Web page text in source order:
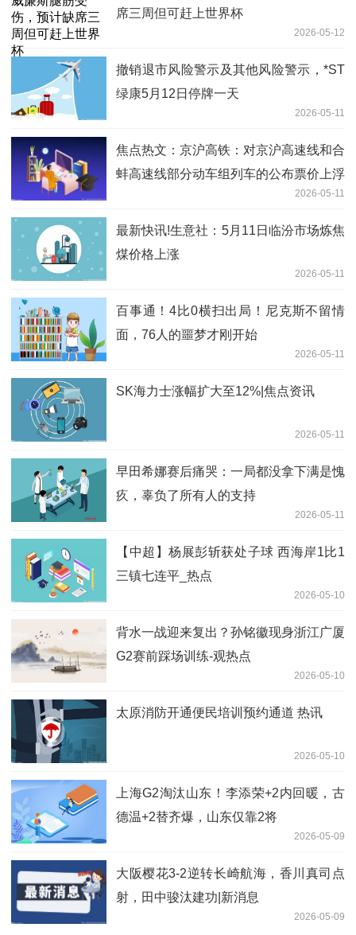
席三周但可赶上世界杯
2026-05-12
撤销退市风险警示及其他风险警示，*ST
绿康5月12日停牌一天
2026-05-11
焦点热文：京沪高铁：对京沪高速线和合
蚌高速线部分动车组列车的公布票价上浮
2026-05-11
最新快讯!生意社：5月11日临汾市场炼焦
煤价格上涨
2026-05-11
百事通！4比0横扫出局！尼克斯不留情
面，76人的噩梦才刚开始
2026-05-11
SK海力士涨幅扩大至12%|焦点资讯
2026-05-11
早田希娜赛后痛哭：一局都没拿下满是愧
疚，辜负了所有人的支持
2026-05-11
【中超】杨展彭斩获处子球 西海岸1比1
三镇七连平_热点
2026-05-10
背水一战迎来复出？孙铭徽现身浙江广厦
G2赛前踩场训练-观热点
2026-05-10
太原消防开通便民培训预约通道 热讯
2026-05-10
上海G2淘汰山东！李添荣+2内回暖，古
德温+2替齐爆，山东仅靠2将
2026-05-09
大阪樱花3-2逆转长崎航海，香川真司点
射，田中骏汰建功|新消息
2026-05-09